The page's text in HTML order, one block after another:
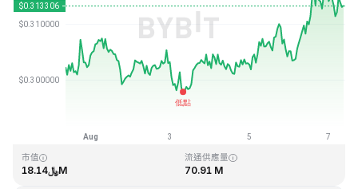
最近更新時間：2026-08-07 08:44 (GMT+0)
市值
﷼18.14M
流通供應量
70.91 M